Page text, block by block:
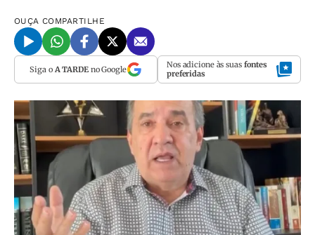
OUÇA COMPARTILHE
Siga o A TARDEno Google Nos adicione às suas fontes
preferidas